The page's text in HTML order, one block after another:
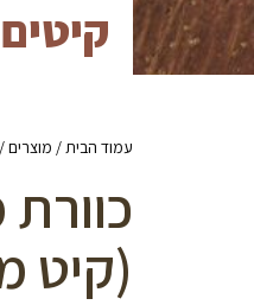
עמוד הבית/ מוצרים
(קיט